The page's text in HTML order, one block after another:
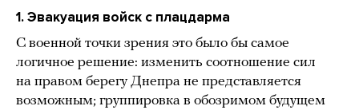
1. Эвакуация войск с плацдарма
С военной точки зрения это было бы самое
логичное решение: изменить соотношение сил
на правом берегу Днепра не представляется
возможным; группировка в обозримом будущем